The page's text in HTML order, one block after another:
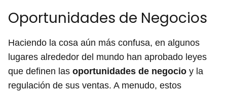
Oportunidades de Negocios
Haciendo la cosa aún más confusa, en algunos
lugares alrededor del mundo han aprobado leyes
que definen las oportunidades de negocio y la
regulación de sus ventas. A menudo, estos